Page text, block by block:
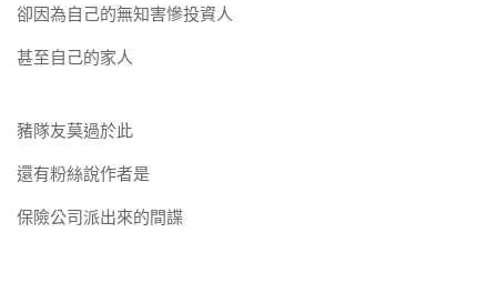
卻因為自己的無知害慘投資人
甚至自己的家人
豬隊友莫過於此
還有粉絲說作者是
保險公司派出來的間諜